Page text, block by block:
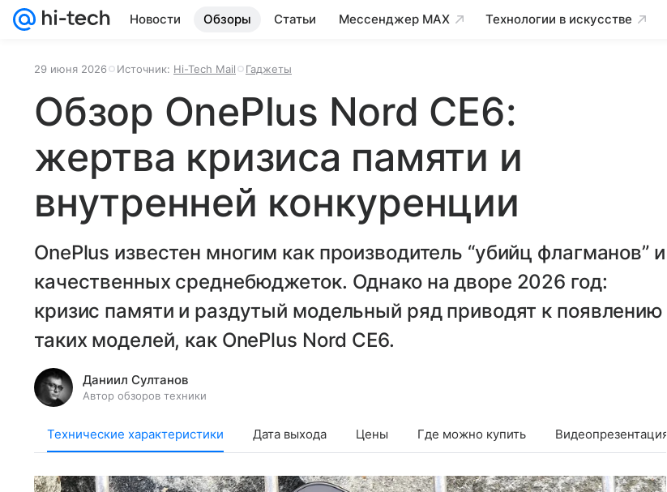
Новости Обзоры Статьи Мессенджер MAX Технологии в искусстве
29 июня 2026 Источник: Hi-Tech Mail Гаджеты
Обзор OnePlus Nord CE6:
жертва кризиса памяти и
внутренней конкуренции
OnePlus известен многим как производитель “убийц флагманов” и
качественных среднебюджеток. Однако на дворе 2026 год:
кризис памяти и раздутый модельный ряд приводят к появлению
таких моделей, как OnePlus Nord CE6.
Даниил Султанов
Автор обзоров техники
Технические характеристики Дата выхода Цены Где можно купить Видеопрезентация